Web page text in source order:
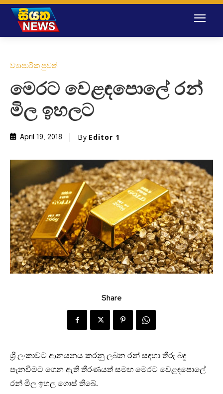
ව්‍යාපාරික පුවත්
මෙරට වෙළඳපොලේ රන්
මිල ඉහලට
April 19, 2018 By Editor 1
Share
ශ්‍රී ලංකාවට ආනයනය කරනු ලබන රන් සඳහා තීරු බදු
පැනවීමට ගෙන ඇති තීරණයත් සමඟ මෙරට වෙළඳපොලේ
රන් මිල ඉහල ගොස් තිබේ.